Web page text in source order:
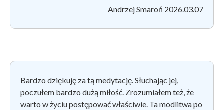
Andrzej Smaroń 2026.03.07
Bardzo dziękuję za tą medytację. Słuchając jej,
poczułem bardzo dużą miłość. Zrozumiałem też, że
warto w życiu postępować właściwie. Ta modlitwa po